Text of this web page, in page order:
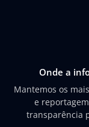
Onde a
Mantemos os
e
transparência